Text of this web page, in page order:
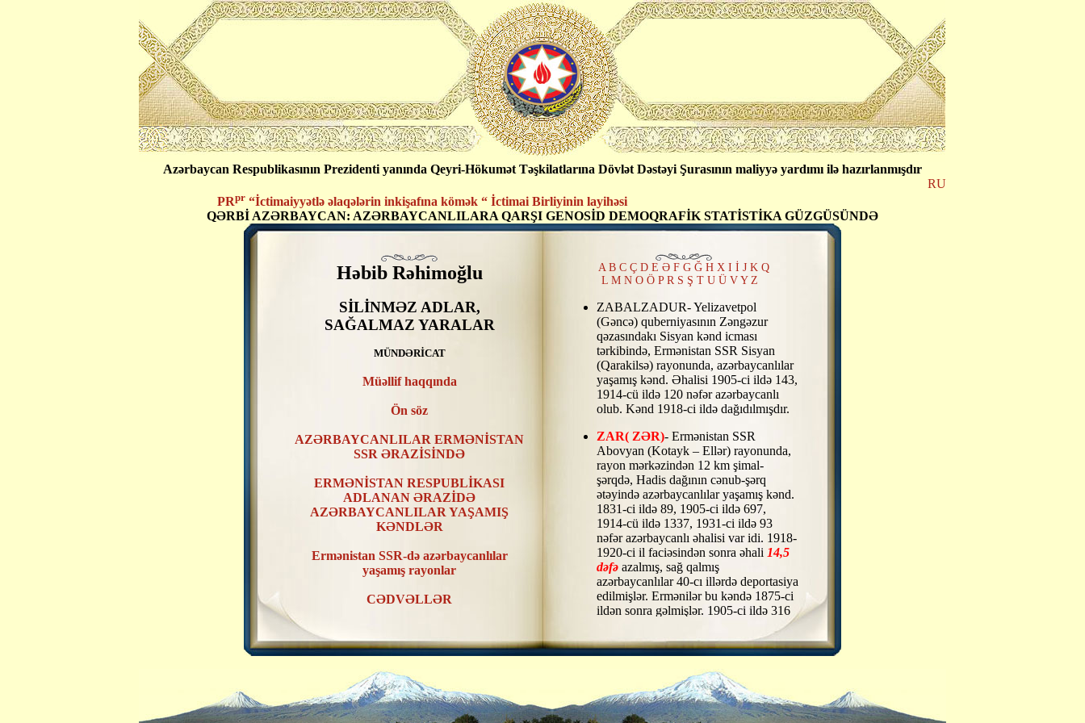
Azərbaycan Respublikasının Prezidenti yanında Qeyri-Hökumət Təşkilatlarına Dövlət Dəstəyi Şurasının maliyyə yardımı ilə hazırlanmışdır
RU
PRpr“İctimaiyyətlə əlaqələrin inkişafına kömək “ İctimai Birliyinin layihəsi
QƏRBİ AZƏRBAYCAN: AZƏRBAYCANLILARA QARŞI GENOSİD DEMOQRAFİK STATİSTİKA GÜZGÜSÜNDƏ
Həbib Rəhimoğlu
SİLİNMƏZ ADLAR,
SAĞALMAZ YARALAR
MÜNDƏRİCAT
Müəllif haqqında
Ön söz
AZƏRBAYCANLILAR ERMƏNİSTAN
SSR ƏRAZİSİNDƏ
ERMƏNİSTAN RESPUBLİKASI
ADLANAN ƏRAZİDƏ
AZƏRBAYCANLILAR YAŞAMIŞ
KƏNDLƏR
Ermənistan SSR-də azərbaycanlılar
yaşamış rayonlar
CƏDVƏLLƏR
ERMƏNİSTAN SSR ƏRAZİSİNDƏ
AZƏRBAYCANLILAR YAŞAMIŞ
KƏNDLƏRİN RAYONLAR ÜZRƏ
TƏSNİFATI
A B C Ç D E Ə F G Ğ H X I İ J K Q
L M N O Ö P R S Ş T U Ü V Y Z
ZABALZADUR- Yelizavetpol
(Gəncə) quberniyasının Zəngəzur
qəzasındakı Sisyan kənd icması
tərkibində, Ermənistan SSR Sisyan
(Qarakilsə) rayonunda, azərbaycanlılar
yaşamış kənd. Əhalisi 1905-ci ildə 143,
1914-cü ildə 120 nəfər azərbaycanlı
olub. Kənd 1918-ci ildə dağıdılmışdır.
ZAR( ZƏR)- Ermənistan SSR
Abovyan (Kotayk – Ellər) rayonunda,
rayon mərkəzindən 12 km şimal-
şərqdə, Hadis dağının cənub-şərq
ətəyində azərbaycanlılar yaşamış kənd.
1831-ci ildə 89, 1905-ci ildə 697,
1914-cü ildə 1337, 1931-ci ildə 93
nəfər azərbaycanlı əhalisi var idi. 1918-
1920-ci il faciəsindən sonra əhali 14,5
dəfə azalmış, sağ qalmış
azərbaycanlılar 40-cı illərdə deportasiya
edilmişlər. Ermənilər bu kəndə 1875-ci
ildən sonra gəlmişlər. 1905-ci ildə 316
nəfər, 1931-ci ildə 1112 erməni var idi.
ZEYVƏ TÜRKİ(TÜRK ZEYVƏSİ,
SSR Eçmiadzin rayonunda, rayon
mərkəzindən 6 km cənub-qərbdə
azərbaycanlılar yaşamış kənd. Əhalisi